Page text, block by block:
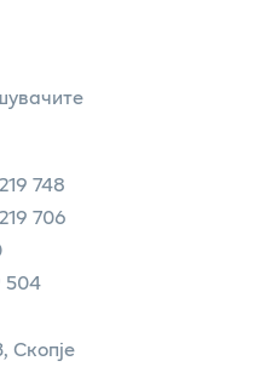
748
706
504
Скопје